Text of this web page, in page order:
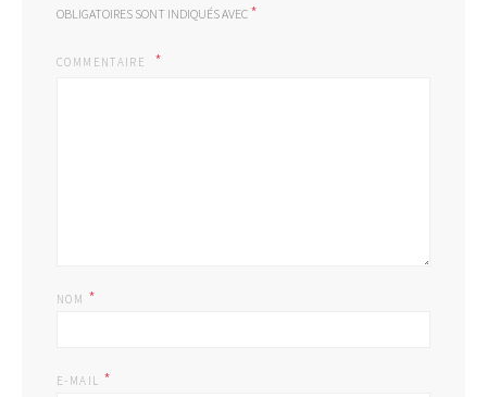
OBLIGATOIRES SONT INDIQUÉS AVEC *
COMMENTAIRE
NOM *
E-MAIL *